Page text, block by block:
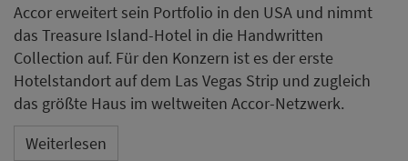
Accor erweitert sein Portfolio in den USA und nimmt
das Treasure Island-Hotel in die Handwritten
Collection auf. Für den Konzern ist es der erste
Hotelstandort auf dem Las Vegas Strip und zugleich
das größte Haus im weltweiten Accor-Netzwerk.
Weiterlesen